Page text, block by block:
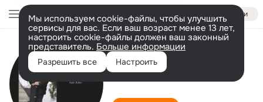
Войти
Мы используем cookie-файлы, чтобы улучшить
сервисы для вас. Если ваш возраст менее 13 лет,
настроить cookie-файлы должен ваш законный
представитель. Больше информации
Разрешить все Настроить
Исполнитель
Kate Baker